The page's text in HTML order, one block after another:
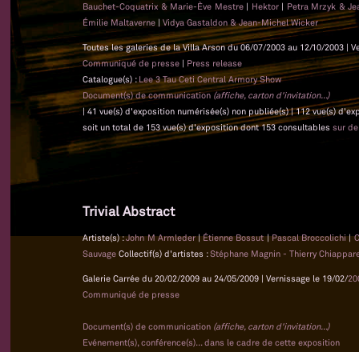
Bauchet-Coquatrix & Marie-Ève Mestre | Hektor | Petra Mrzyk &
Émilie Maltaverne | Vidya Gastaldon & Jean-Michel Wicker
Toutes les galeries de la Villa Arson du 06/07/2003 au 12/10/2003 |
Communiqué de presse | Press release
Catalogue(s) :Lee 3 Tau Ceti Central Armory Show
Document(s) de communication (affiche, carton d'invitation...)
| 41 vue(s) d'exposition numérisée(s) non publiée(s) | 112 vue(s)
soit un total de 153 vue(s) d'exposition dont 153 consultables sur
Trivial Abstract
Artiste(s) :John M Armleder|Étienne Bossut|Pascal Broccolichi|
Sauvage Collectif(s) d'artistes :Stéphane Magnin - Thierry
Galerie Carrée du 20/02/2009 au 24/05/2009 | Vernissage le 19/02/
Communiqué de presse
Document(s) de communication (affiche, carton d'invitation...)
Evénement(s), conférence(s)... dans le cadre de cette exposition